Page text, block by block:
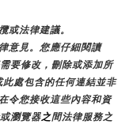
或法律建議。
意見。您應仔細閱讀
要修改，刪除或添加所
處包含的任何連結並非
令您接收這些內容和資
瀏覽器之間法律服務之